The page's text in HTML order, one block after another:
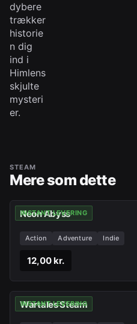
dybere
trækker
historie
n dig
ind i
Himlens
skjulte
mysteri
er.
STEAM
Mere som dette
INSTANT LEVERING
Neon Abyss
Action Adventure Indie
12,00 kr.
INSTANT LEVERING
Wartales Steam